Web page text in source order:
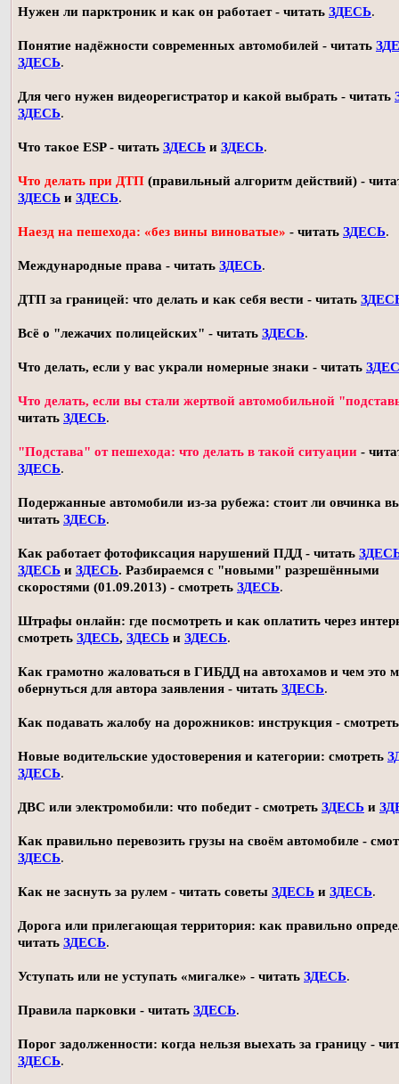
Нужен ли парктроник и как он работает - читать ЗДЕСЬ.
Понятие надёжности современных автомобилей - читать
ЗДЕСЬ.
Для чего нужен видеорегистратор и какой выбрать - читать
ЗДЕСЬ.
Что такое ESP - читать ЗДЕСЬ и ЗДЕСЬ.
Что делать при ДТП (правильный алгоритм действий) -
ЗДЕСЬ и ЗДЕСЬ.
Наезд на пешехода: «без вины виноватые» - читать ЗДЕСЬ.
Международные права - читать ЗДЕСЬ.
ДТП за границей: что делать и как себя вести - читать
Всё о "лежачих полицейских" - читать ЗДЕСЬ.
Что делать, если у вас украли номерные знаки - читать
Что делать, если вы стали жертвой автомобильной
читать ЗДЕСЬ.
"Подстава" от пешехода: что делать в такой ситуации -
ЗДЕСЬ.
Подержанные автомобили из-за рубежа: стоит ли овчинка
читать ЗДЕСЬ.
Как работает фотофиксация нарушений ПДД - читать
ЗДЕСЬ и ЗДЕСЬ. Разбираемся с "новыми" разрешёнными
скоростями (01.09.2013) - смотреть ЗДЕСЬ.
Штрафы онлайн: где посмотреть и как оплатить через
смотреть ЗДЕСЬ, ЗДЕСЬ и ЗДЕСЬ.
Как грамотно жаловаться в ГИБДД на автохамов и чем это
обернуться для автора заявления - читать ЗДЕСЬ.
Как подавать жалобу на дорожников: инструкция -
Новые водительские удостоверения и категории: смотреть
ЗДЕСЬ.
ДВС или электромобили: что победит - смотреть ЗДЕСЬ и
Как правильно перевозить грузы на своём автомобиле -
ЗДЕСЬ.
Как не заснуть за рулем - читать советы ЗДЕСЬ и ЗДЕСЬ.
Дорога или прилегающая территория: как правильно
читать ЗДЕСЬ.
Уступать или не уступать «мигалке» - читать ЗДЕСЬ.
Правила парковки - читать ЗДЕСЬ.
Порог задолженности: когда нельзя выехать за границу -
ЗДЕСЬ.